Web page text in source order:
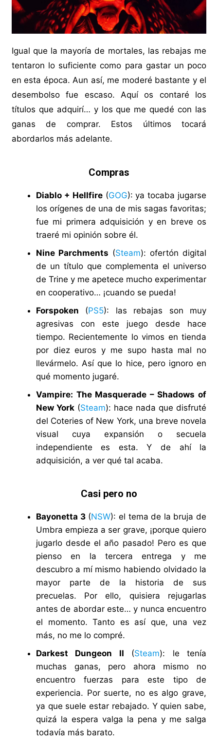
Igual que la mayoría de mortales, las rebajas me
tentaron lo suficiente como para gastar un poco
en esta época. Aun así, me moderé bastante y el
desembolso fue escaso. Aquí os contaré los
títulos que adquirí… y los que me quedé con las
ganas de comprar. Estos últimos tocará
abordarlos más adelante.
Compras
Diablo + Hellfire(GOG): ya tocaba jugarse
los orígenes de una de mis sagas favoritas;
fue mi primera adquisición y en breve os
traeré mi opinión sobre él.
Nine Parchments (Steam): ofertón digital
de un título que complementa el universo
de Trine y me apetece mucho experimentar
en cooperativo… ¡cuando se pueda!
Forspoken (PS5): las rebajas son muy
agresivas con este juego desde hace
tiempo. Recientemente lo vimos en tienda
por diez euros y me supo hasta mal no
llevármelo. Así que lo hice, pero ignoro en
qué momento jugaré.
Vampire: The Masquerade – Shadows of
New York(Steam): hace nada que disfruté
del Coteries of New York, una breve novela
visual cuya expansión o secuela
independiente es esta. Y de ahí la
adquisición, a ver qué tal acaba.
Casi pero no
Bayonetta 3(NSW): el tema de la bruja de
Umbra empieza a ser grave, ¡porque quiero
jugarlo desde el año pasado! Pero es que
pienso en la tercera entrega y me
descubro a mí mismo habiendo olvidado la
mayor parte de la historia de sus
precuelas. Por ello, quisiera rejugarlas
antes de abordar este… y nunca encuentro
el momento. Tanto es así que, una vez
más, no me lo compré.
Darkest Dungeon II (Steam): le tenía
muchas ganas, pero ahora mismo no
encuentro fuerzas para este tipo de
experiencia. Por suerte, no es algo grave,
ya que suele estar rebajado. Y quien sabe,
quizá la espera valga la pena y me salga
todavía más barato.